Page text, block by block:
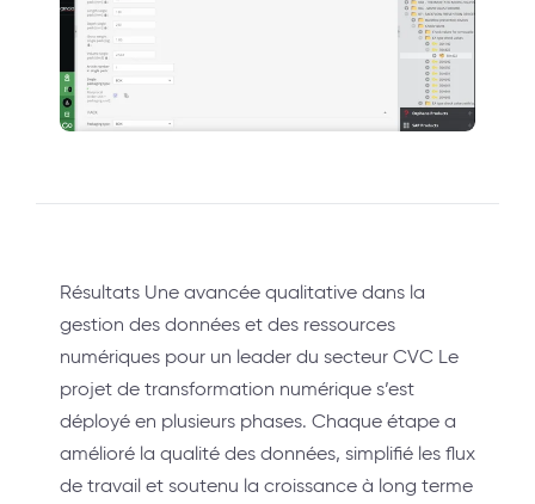
Résultats Une avancée qualitative dans la
gestion des données et des ressources
numériques pour un leader du secteur CVC Le
projet de transformation numérique s’est
déployé en plusieurs phases. Chaque étape a
amélioré la qualité des données, simplifié les flux
de travail et soutenu la croissance à long terme